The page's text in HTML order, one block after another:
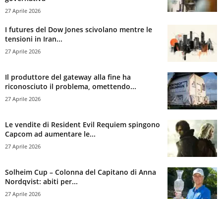
27 Aprile 2026
I futures del Dow Jones scivolano mentre le
tensioni in Iran...
27 Aprile 2026
Il produttore del gateway alla fine ha
riconosciuto il problema, omettendo...
27 Aprile 2026
Le vendite di Resident Evil Requiem spingono
Capcom ad aumentare le...
27 Aprile 2026
Solheim Cup – Colonna del Capitano di Anna
Nordqvist: abiti per...
27 Aprile 2026